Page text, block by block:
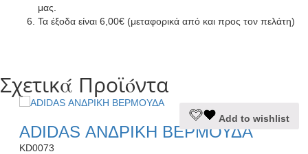
μας.
Τα έξοδα είναι 6,00€ (μεταφορικά από και προς τον πελάτη)
Σχετικά Προϊόντα
Αυτό
προϊόν
Add to wishlist
ADIDAS ΑΝΔΡΙΚΗ ΒΕΡΜΟΥΔΑ
KD0073